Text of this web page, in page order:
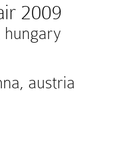
2009
hungary
austria